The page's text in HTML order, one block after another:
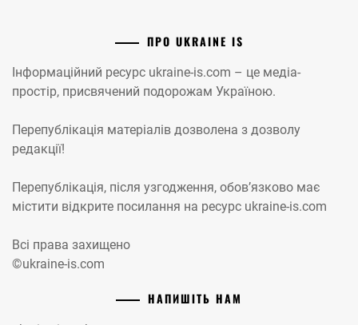
ПРО UKRAINE IS
Інформаційний ресурс ukraine-is.com – це медіа-
простір, присвячений подорожам Україною.
Перепублікація матеріалів дозволена з дозволу
редакції!
Перепублікація, після узгодження, обов’язково має
містити відкрите посилання на ресурс ukraine-is.com
Всі права захищено
©ukraine-is.com
НАПИШІТЬ НАМ